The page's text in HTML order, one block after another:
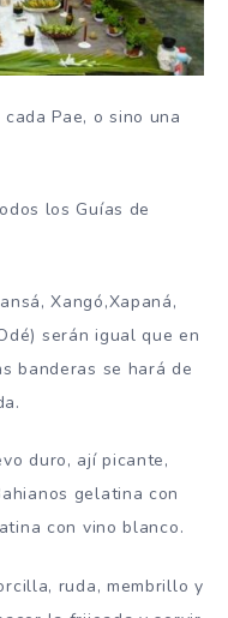
Pae, o sino una
los Guías de
Xangó,Xapaná,
serán igual que en
banderas se hará de
duro, ají picante,
gelatina con
con vino blanco.
ruda, membrillo y